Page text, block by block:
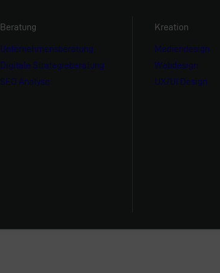
Beratung
Unternehmensberatung
Digitale Strategieberatung
SEO Analyse
Kreation
Mediendesign
Webdesign
UX/UI Design